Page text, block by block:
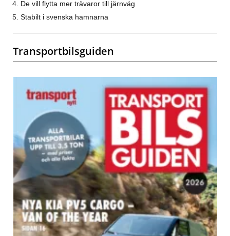
De vill flytta mer trävaror till järnväg
Stabilt i svenska hamnarna
Transportbilsguiden